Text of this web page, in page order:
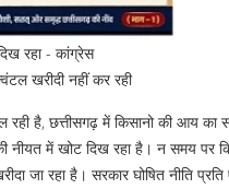
रहा - कांग्रेस
खरीदी नहीं कर रही
रही है, छत्तीसगढ़ में किसानो की आय
में खोट दिख रहा है। न समय पर
जा रहा है। सरकार घोषित नीति